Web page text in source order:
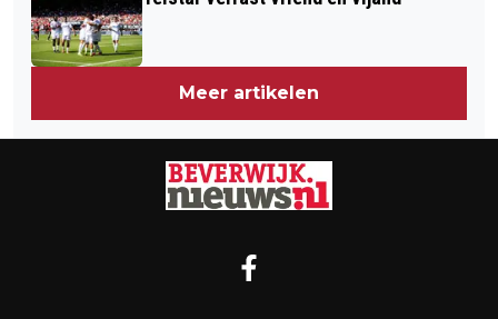
Meer artikelen